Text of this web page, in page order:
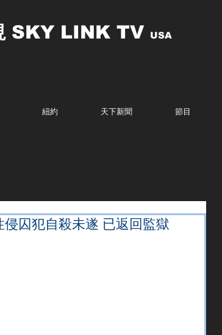
SKY LINK TV USA
紐約 天下新聞 節目
侵囚犯自殺未遂 已返回監獄